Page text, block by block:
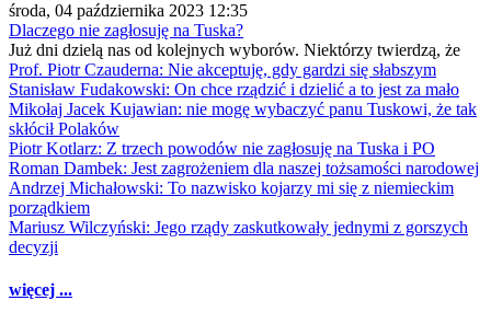
środa, 04 października 2023 12:35
Dlaczego nie zagłosuję na Tuska?
Już dni dzielą nas od kolejnych wyborów. Niektórzy twierdzą, że
Prof. Piotr Czauderna: Nie akceptuję, gdy gardzi się słabszym
Stanisław Fudakowski: On chce rządzić i dzielić a to jest za mało
Mikołaj Jacek Kujawian: nie mogę wybaczyć panu Tuskowi, że tak
skłócił Polaków
Piotr Kotlarz: Z trzech powodów nie zagłosuję na Tuska i PO
Roman Dambek: Jest zagrożeniem dla naszej tożsamości narodowej
Andrzej Michałowski: To nazwisko kojarzy mi się z niemieckim
porządkiem
Mariusz Wilczyński: Jego rządy zaskutkowały jednymi z gorszych
decyzji
więcej ...